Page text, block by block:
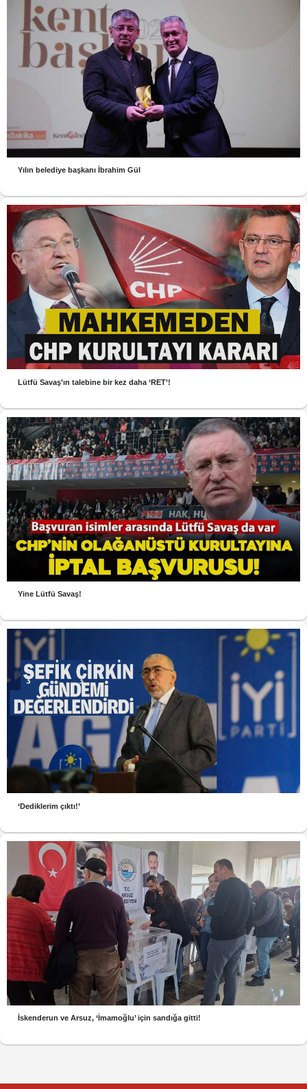
Yılın belediye başkanı İbrahim Gül
Lütfü Savaş’ın talebine bir kez daha ‘RET’!
Yine Lütfü Savaş!
‘Dediklerim çıktı!’
İskenderun ve Arsuz, ‘İmamoğlu’ için sandığa gitti!